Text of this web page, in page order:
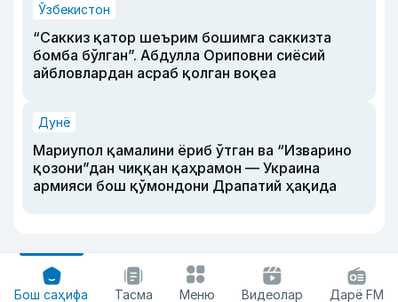
Ўзбекистон
“Саккиз қатор шеърим бошимга саккизта
бомба бўлган”. Абдулла Ориповни сиёсий
айбловлардан асраб қолган воқеа
Дунё
Мариупол қамалини ёриб ўтган ва “Изварино
қозони”дан чиққан қаҳрамон — Украина
армияси бош қўмондони Драпатий ҳақида
Бош саҳифа Тасма Меню Видеолар Дарё FM